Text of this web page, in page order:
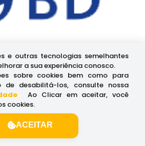
e outras tecnologias semelhantes
a sua experiência conosco.
sobre cookies bem como para
de desabilitá-los, consulte nossa
.
Ao Clicar em aceitar, você
cookies.
ACEITAR